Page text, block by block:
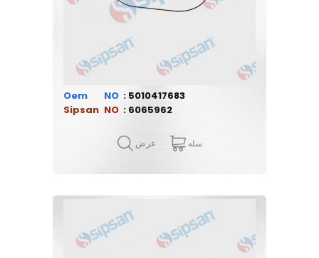
Oem
5010417683
Sipsan
6065962
عرض سله